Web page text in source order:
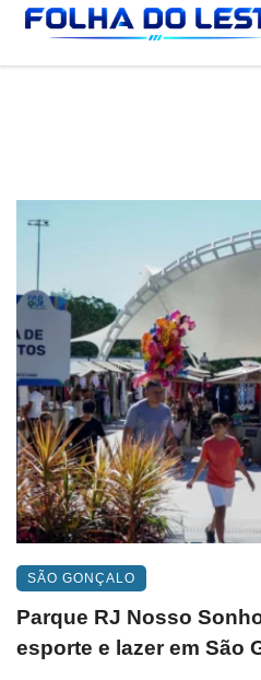
SÃO GONÇALO
Parque RJ Nosso
esporte e lazer em São